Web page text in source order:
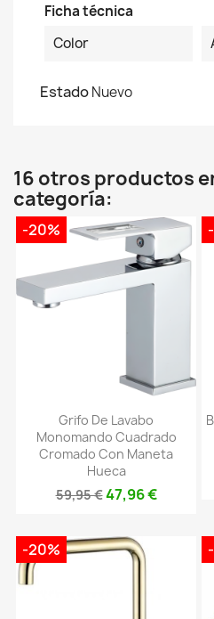
Ficha técnica
Color
EstadoNuevo
16 otros productos
categoría:
Grifo De Lavabo
Monomando Cuadrado
Cromado Con Maneta
Hueca
59,95 €47,96 €
-20%
-20%